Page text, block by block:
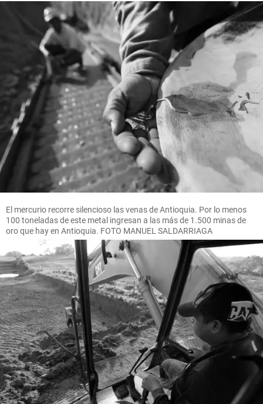
El mercurio recorre silencioso las venas de Antioquia. Por lo menos
100 toneladas de este metal ingresan a las más de 1.500 minas de
oro que hay en Antioquia. FOTO MANUEL SALDARRIAGA